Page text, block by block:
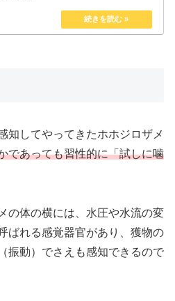
知してやってきたホホジロザメ
であっても習性的に「試しに噛
の体の横には、水圧や水流の変
ばれる感覚器官があり、獲物の
振動）でさえも感知できるので